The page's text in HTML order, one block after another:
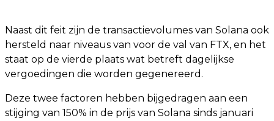
Naast dit feit zijn de transactievolumes van Solana ook
hersteld naar niveaus van voor de val van FTX, en het
staat op de vierde plaats wat betreft dagelijkse
vergoedingen die worden gegenereerd.
Deze twee factoren hebben bijgedragen aan een
stijging van 150% in de prijs van Solana sinds januari